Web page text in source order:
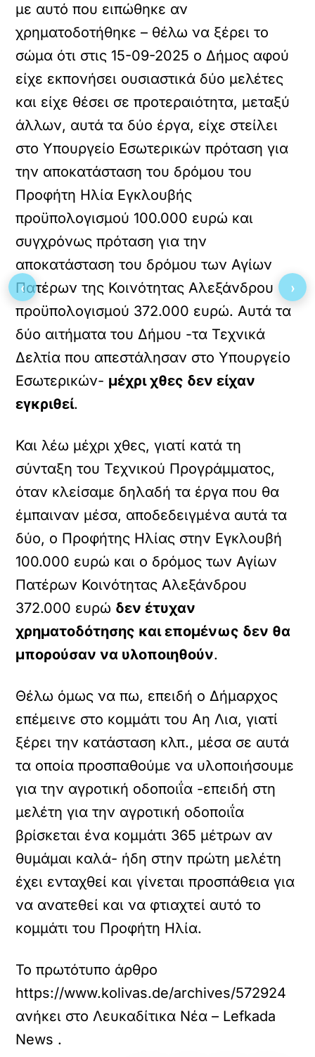
με αυτό που ειπώθηκε αν
χρηματοδοτήθηκε – θέλω να ξέρει το
σώμα ότι στις 15-09-2025 ο Δήμος αφού
είχε εκπονήσει ουσιαστικά δύο μελέτες
και είχε θέσει σε προτεραιότητα, μεταξύ
άλλων, αυτά τα δύο έργα, είχε στείλει
στο Υπουργείο Εσωτερικών πρόταση για
την αποκατάσταση του δρόμου του
Προφήτη Ηλία Εγκλουβής
προϋπολογισμού 100.000 ευρώ και
συγχρόνως πρόταση για την
αποκατάσταση του δρόμου των Αγίων
Πατέρων της Κοινότητας Αλεξάνδρου
προϋπολογισμού 372.000 ευρώ. Αυτά τα
δύο αιτήματα του Δήμου -τα Τεχνικά
Δελτία που απεστάλησαν στο Υπουργείο
Εσωτερικών- μέχρι χθες δεν είχαν
εγκριθεί.
Και λέω μέχρι χθες, γιατί κατά τη
σύνταξη του Τεχνικού Προγράμματος,
όταν κλείσαμε δηλαδή τα έργα που θα
έμπαιναν μέσα, αποδεδειγμένα αυτά τα
δύο, ο Προφήτης Ηλίας στην Εγκλουβή
100.000 ευρώ και ο δρόμος των Αγίων
Πατέρων Κοινότητας Αλεξάνδρου
372.000 ευρώ δεν έτυχαν
χρηματοδότησης και επομένως δεν θα
μπορούσαν να υλοποιηθούν.
Θέλω όμως να πω, επειδή ο Δήμαρχος
επέμεινε στο κομμάτι του Αη Λια, γιατί
ξέρει την κατάσταση κλπ., μέσα σε αυτά
τα οποία προσπαθούμε να υλοποιήσουμε
για την αγροτική οδοποιΐα -επειδή στη
μελέτη για την αγροτική οδοποιΐα
βρίσκεται ένα κομμάτι 365 μέτρων αν
θυμάμαι καλά- ήδη στην πρώτη μελέτη
έχει ενταχθεί και γίνεται προσπάθεια για
να ανατεθεί και να φτιαχτεί αυτό το
κομμάτι του Προφήτη Ηλία.
Το πρωτότυπο άρθρο
https://www.kolivas.de/archives/572924
ανήκει στοΛευκαδίτικα Νέα – Lefkada
News .
‹ ›